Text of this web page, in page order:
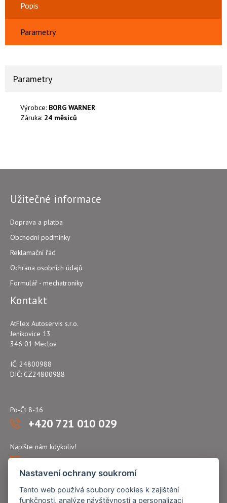
Popis
Parametry
Parametry
Výrobce: BORG WARNER
Záruka: 24 měsíců
Užitečné informace
Doprava a platba
Obchodní podmínky
Reklamační řád
Ochrana osobních údajů
Formulář - mechatroniky
Kontakt
AtFlex Autoservis s.r.o.
Jeníkovice 13
346 01 Meclov
IČ: 24800988
DIČ: CZ24800988
Po-Čt 8-16
+420 721 010 029
Napište nám kdykoliv!
atflex@seznam.cz
Nastavení ochrany soukromí
Tento web používá soubory cookies k zajištění
funkčnosti, analýze návštěvnosti a personalizaci